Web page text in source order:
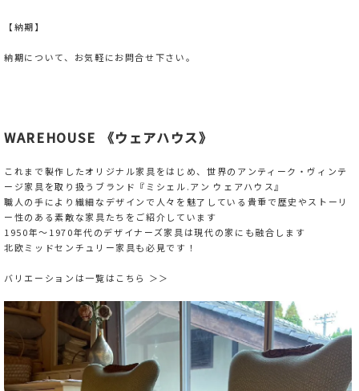
【納期】
納期について、お気軽にお問合せ下さい。
WAREHOUSE 《ウェアハウス》
これまで製作したオリジナル家具をはじめ、世界のアンティーク・ヴィンテ
ージ家具を取り扱うブランド『ミシェル.アン ウェアハウス』
職人の手により繊細なデザインで人々を魅了している貴重で歴史やストーリ
ー性のある素敵な家具たちをご紹介しています
1950年～1970年代のデザイナーズ家具は現代の家にも融合します
北欧ミッドセンチュリー家具も必見です！
バリエーションは一覧はこちら ＞＞